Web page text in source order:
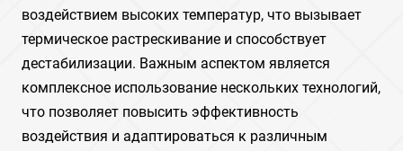
воздействием высоких температур, что вызывает
термическое растрескивание и способствует
дестабилизации. Важным аспектом является
комплексное использование нескольких технологий,
что позволяет повысить эффективность
воздействия и адаптироваться к различным